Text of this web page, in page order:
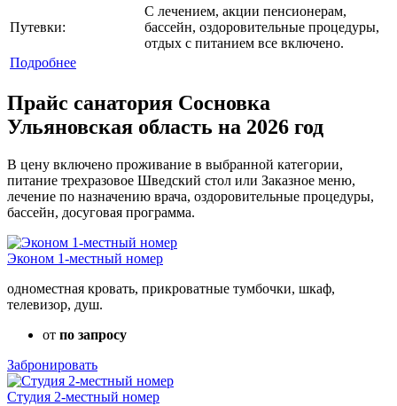
Путевки:
С лечением, акции пенсионерам,
бассейн, оздоровительные процедуры,
отдых с питанием все включено.
Подробнее
Прайс санатория Сосновка
Ульяновская область на 2026 год
В цену включено проживание в выбранной категории,
питание трехразовое Шведский стол или Заказное меню,
лечение по назначению врача, оздоровительные процедуры,
бассейн, досуговая программа.
Эконом 1-местный номер
одноместная кровать, прикроватные тумбочки, шкаф,
телевизор, душ.
от по запросу
Забронировать
Студия 2-местный номер